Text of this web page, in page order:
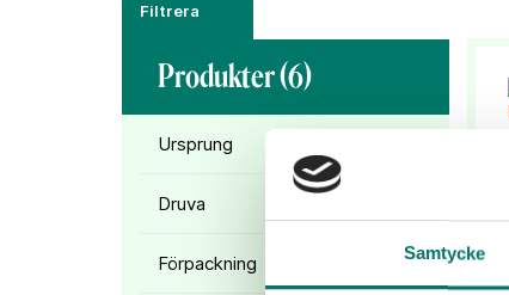
Samtycke
Filtrera
Produkter (6)
Ursprung
Druva
Förpackning